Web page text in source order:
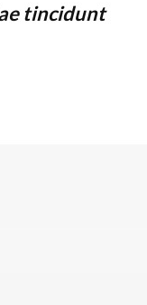
tincidunt